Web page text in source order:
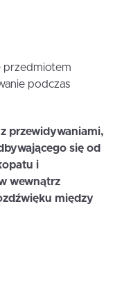
przedmiotem
podczas
przewidywaniami,
się od
i
wewnątrz
między